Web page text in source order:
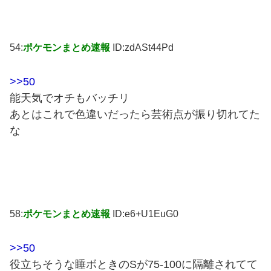
54:ポケモンまとめ速報 ID:zdASt44Pd
>>50
能天気でオチもバッチリ
あとはこれで色違いだったら芸術点が振り切れてた
な
58:ポケモンまとめ速報 ID:e6+U1EuG0
>>50
役立ちそうな睡ボときのSが75-100に隔離されてて